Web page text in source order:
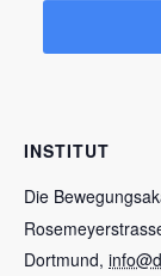
INSTITUT
Die
Dortmund,